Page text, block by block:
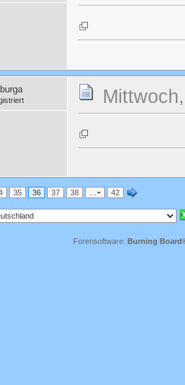
35 36 37 38 42
Forensoftware: Burning